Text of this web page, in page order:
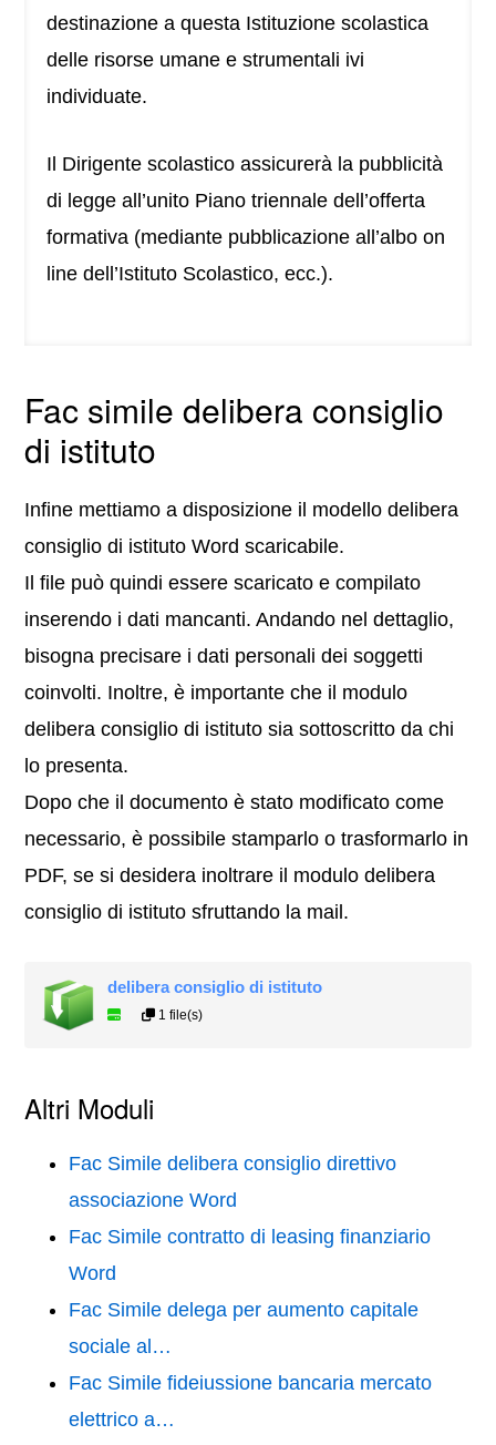
destinazione a questa Istituzione scolastica
delle risorse umane e strumentali ivi
individuate.
Il Dirigente scolastico assicurerà la pubblicità
di legge all’unito Piano triennale dell’offerta
formativa (mediante pubblicazione all’albo on
line dell’Istituto Scolastico, ecc.).
Fac simile delibera consiglio
di istituto
Infine mettiamo a disposizione il modello delibera
consiglio di istituto Word scaricabile.
Il file può quindi essere scaricato e compilato
inserendo i dati mancanti. Andando nel dettaglio,
bisogna precisare i dati personali dei soggetti
coinvolti. Inoltre, è importante che il modulo
delibera consiglio di istituto sia sottoscritto da chi
lo presenta.
Dopo che il documento è stato modificato come
necessario, è possibile stamparlo o trasformarlo in
PDF, se si desidera inoltrare il modulo delibera
consiglio di istituto sfruttando la mail.
delibera consiglio di istituto
1 file(s)
Altri Moduli
Fac Simile delibera consiglio direttivo
associazione Word
Fac Simile contratto di leasing finanziario
Word
Fac Simile delega per aumento capitale
sociale al…
Fac Simile fideiussione bancaria mercato
elettrico a…